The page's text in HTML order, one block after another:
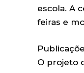
escola. A
feiras e
O projeto